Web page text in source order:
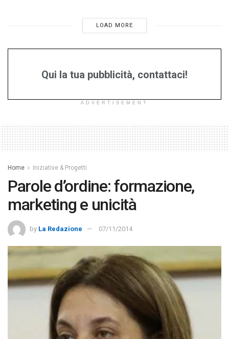
LOAD MORE
Qui la tua pubblicità, contattaci!
ADVERTISEMENT
Home Iniziative & Progetti
Parole d’ordine: formazione,
marketing e unicità
by La Redazione 07/11/2014